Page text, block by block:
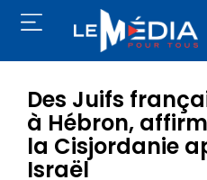
Des Juifs
à Hébron,
la Cisjordanie
Israël